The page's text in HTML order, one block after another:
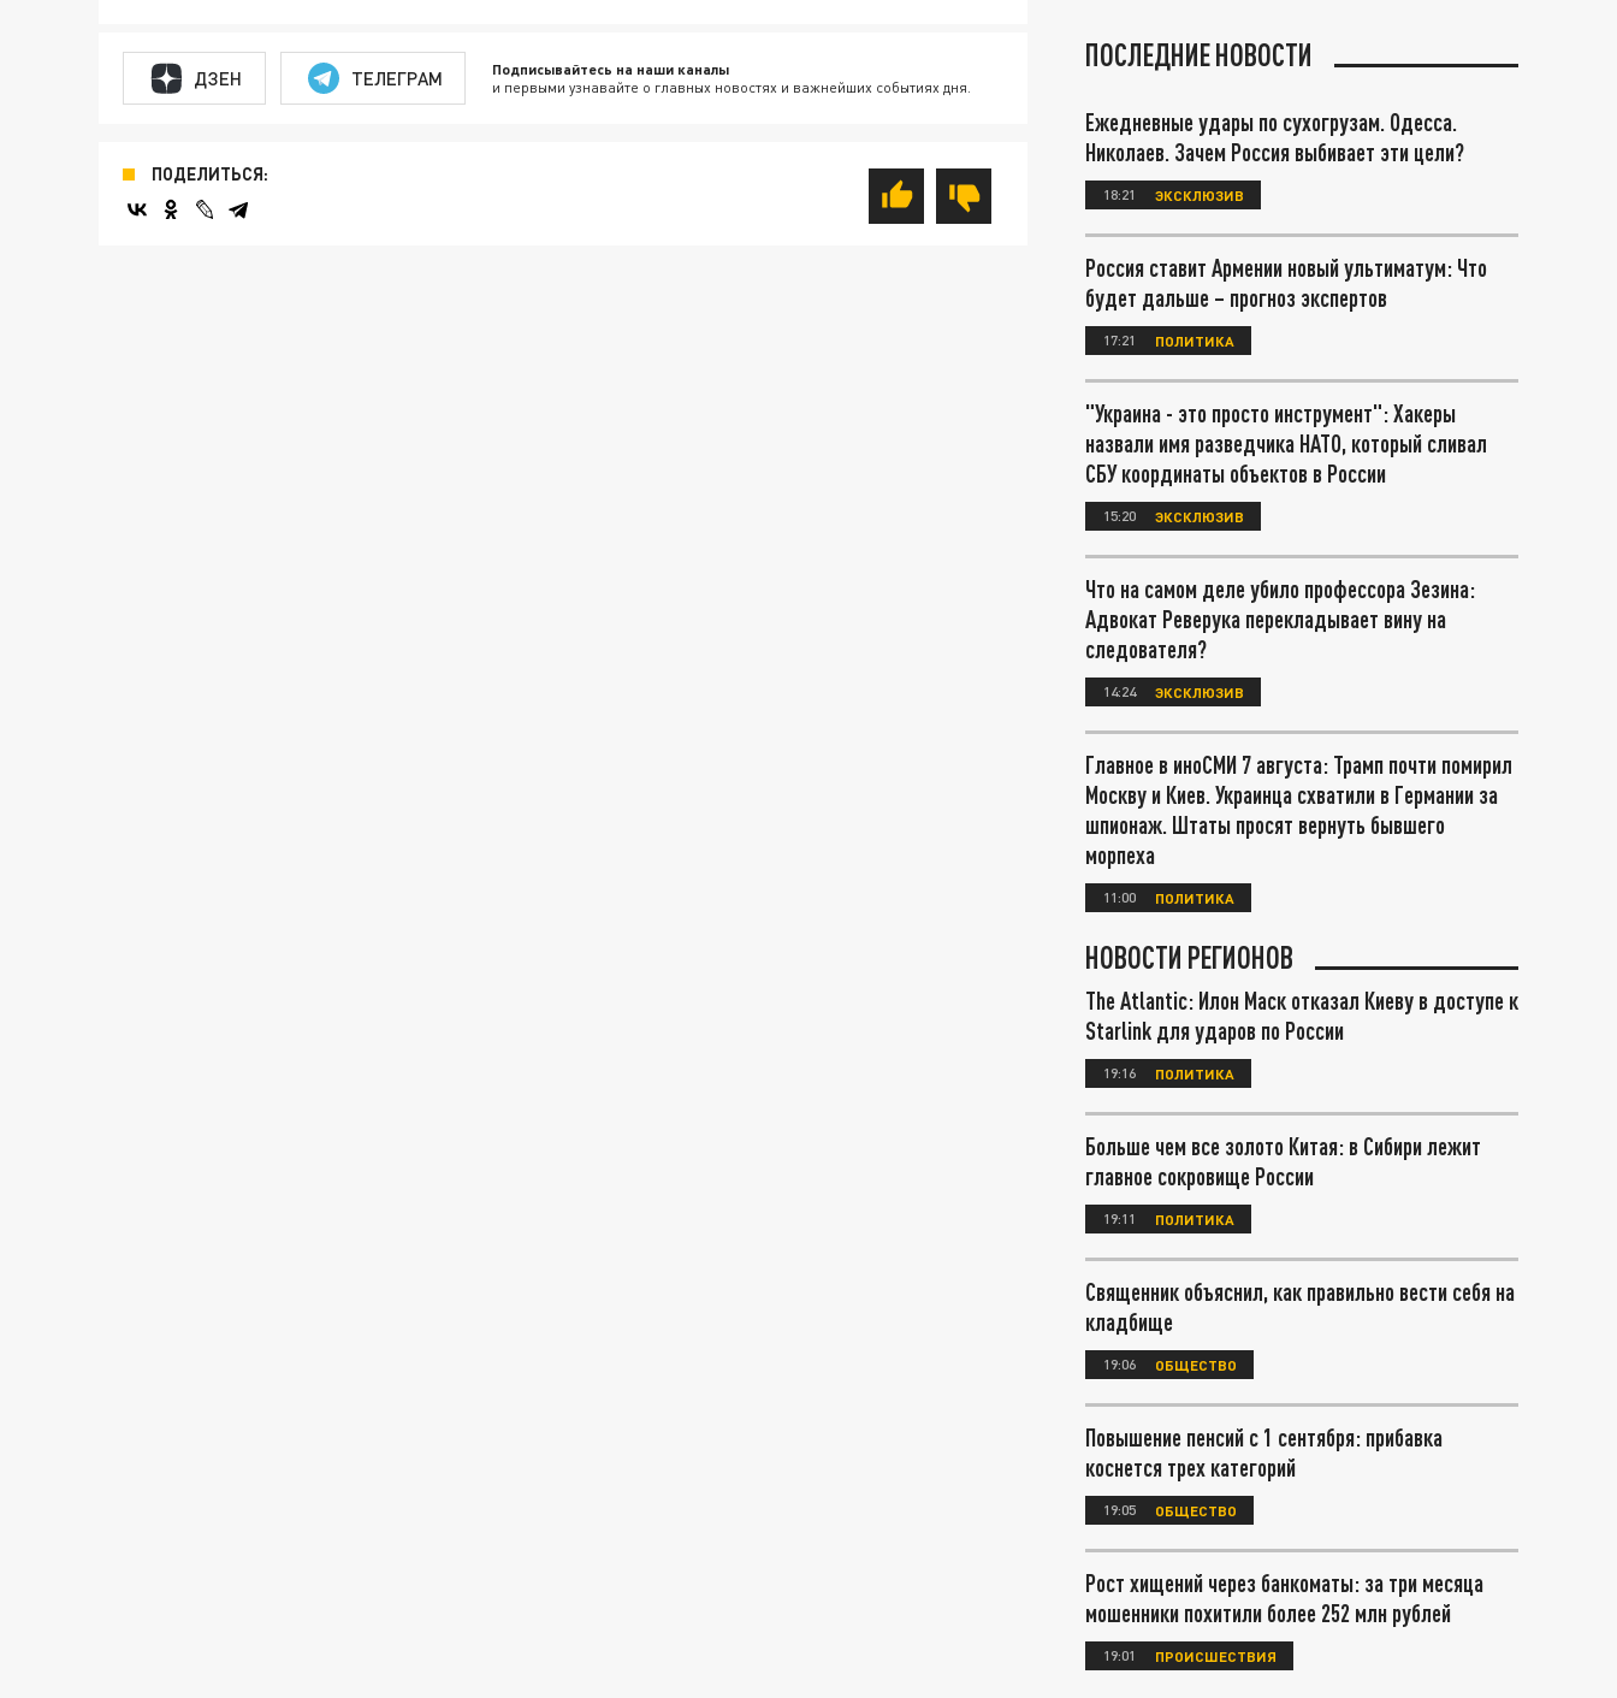
ДЗЕН ТЕЛЕГРАМ Подписывайтесь на наши каналы
и первыми узнавайте о главных новостях и важнейших событиях дня.
ПОДЕЛИТЬСЯ:
ПОСЛЕДНИЕ НОВОСТИ
Ежедневные удары по сухогрузам. Одесса.
Николаев. Зачем Россия выбивает эти цели?
18:21 ЭКСКЛЮЗИВ
Россия ставит Армении новый ультиматум: Что
будет дальше – прогноз экспертов
17:21 ПОЛИТИКА
"Украина - это просто инструмент": Хакеры
назвали имя разведчика НАТО, который сливал
СБУ координаты объектов в России
15:20 ЭКСКЛЮЗИВ
Что на самом деле убило профессора Зезина:
Адвокат Реверука перекладывает вину на
следователя?
14:24 ЭКСКЛЮЗИВ
Главное в иноСМИ 7 августа: Трамп почти помирил
Москву и Киев. Украинца схватили в Германии за
шпионаж. Штаты просят вернуть бывшего
морпеха
11:00 ПОЛИТИКА
НОВОСТИ РЕГИОНОВ
The Atlantic: Илон Маск отказал Киеву в доступе к
Starlink для ударов по России
19:16 ПОЛИТИКА
Больше чем все золото Китая: в Сибири лежит
главное сокровище России
19:11 ПОЛИТИКА
Священник объяснил, как правильно вести себя на
кладбище
19:06 ОБЩЕСТВО
Повышение пенсий с 1 сентября: прибавка
коснется трех категорий
19:05 ОБЩЕСТВО
Рост хищений через банкоматы: за три месяца
мошенники похитили более 252 млн рублей
19:01 ПРОИСШЕСТВИЯ